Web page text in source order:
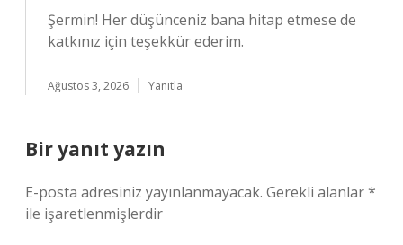
Şermin! Her düşünceniz bana hitap etmese de
katkınız için teşekkür ederim.
Ağustos 3, 2026 Yanıtla
Bir yanıt yazın
E-posta adresiniz yayınlanmayacak. Gerekli alanlar*
ile işaretlenmişlerdir